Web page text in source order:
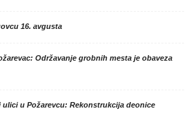
16. avgusta
Održavanje grobnih mesta je obaveza
ulici u Požarevcu: Rekonstrukcija deonice